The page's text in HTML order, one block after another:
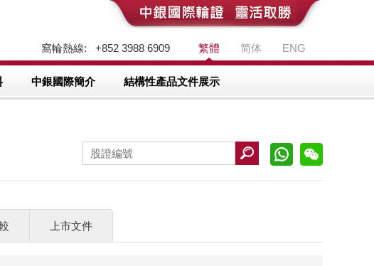
繁體 简体 ENG
窩輪熱線: +852 3988 6909
中銀國際簡介 結構性產品文件展示
上市文件